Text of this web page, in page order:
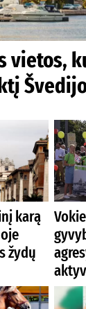
vietos,
karą
žydų